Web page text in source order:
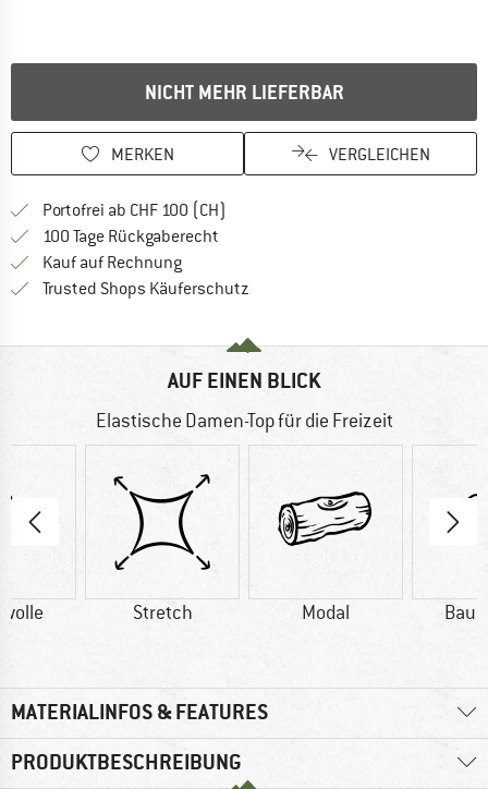
NICHT MEHR LIEFERBAR
MERKEN VERGLEICHEN
Portofrei ab CHF 100 (CH)
100 Tage Rückgaberecht
Kauf auf RechnungFinde die Zahlungs-Infos hier! Öffnet
Trusted Shops Käuferschutz
AUF EINEN BLICK
Elastische Damen-Top für die Freizeit
Stretch Modal
MATERIALINFOS & FEATURES
PRODUKTBESCHREIBUNG